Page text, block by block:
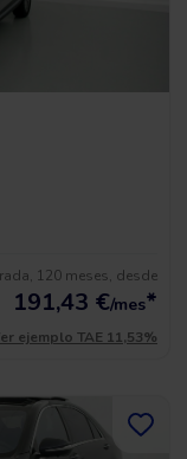
120 meses, desde
191,43 €/mes*
ejemplo TAE 11,53%